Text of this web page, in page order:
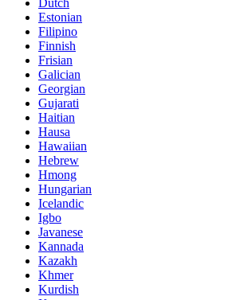
Estonian
Filipino
Finnish
Frisian
Galician
Georgian
Gujarati
Haitian
Hausa
Hawaiian
Hebrew
Hmong
Hungarian
Icelandic
Igbo
Javanese
Kannada
Kazakh
Khmer
Kurdish